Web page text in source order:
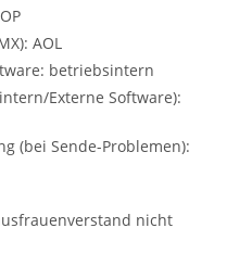
AOL
betriebsintern
Externe Software):
(bei Sende-Problemen):
nicht